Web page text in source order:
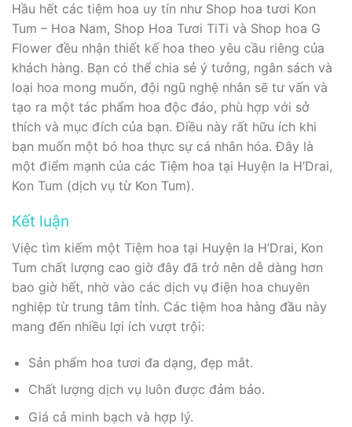
Hầu hết các tiệm hoa uy tín như Shop hoa tươi Kon
Tum – Hoa Nam, Shop Hoa Tươi TiTi và Shop hoa G
Flower đều nhận thiết kế hoa theo yêu cầu riêng của
khách hàng. Bạn có thể chia sẻ ý tưởng, ngân sách và
loại hoa mong muốn, đội ngũ nghệ nhân sẽ tư vấn và
tạo ra một tác phẩm hoa độc đáo, phù hợp với sở
thích và mục đích của bạn. Điều này rất hữu ích khi
bạn muốn một bó hoa thực sự cá nhân hóa. Đây là
một điểm mạnh của các Tiệm hoa tại Huyện Ia H’Drai,
Kon Tum (dịch vụ từ Kon Tum).
Kết luận
Việc tìm kiếm một Tiệm hoa tại Huyện Ia H’Drai, Kon
Tum chất lượng cao giờ đây đã trở nên dễ dàng hơn
bao giờ hết, nhờ vào các dịch vụ điện hoa chuyên
nghiệp từ trung tâm tỉnh. Các tiệm hoa hàng đầu này
mang đến nhiều lợi ích vượt trội:
Sản phẩm hoa tươi đa dạng, đẹp mắt.
Chất lượng dịch vụ luôn được đảm bảo.
Giá cả minh bạch và hợp lý.